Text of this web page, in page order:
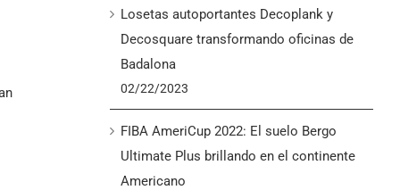
Losetas autoportantes Decoplank y
Decosquare transformando oficinas de
Badalona
02/22/2023
FIBA AmeriCup 2022: El suelo Bergo
Ultimate Plus brillando en el continente
Americano